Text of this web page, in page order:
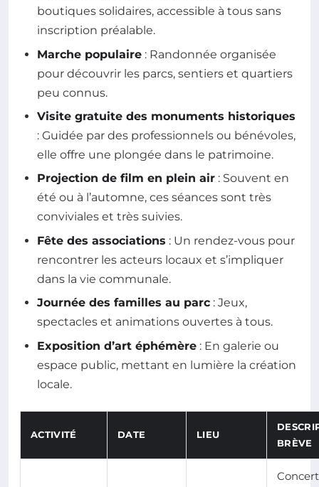
boutiques solidaires, accessible à tous sans
inscription préalable.
Marche populaire : Randonnée organisée
pour découvrir les parcs, sentiers et quartiers
peu connus.
Visite gratuite des monuments historiques
: Guidée par des professionnels ou bénévoles,
elle offre une plongée dans le patrimoine.
Projection de film en plein air : Souvent en
été ou à l’automne, ces séances sont très
conviviales et très suivies.
Fête des associations : Un rendez-vous pour
rencontrer les acteurs locaux et s’impliquer
dans la vie communale.
Journée des familles au parc : Jeux,
spectacles et animations ouvertes à tous.
Exposition d’art éphémère : En galerie ou
espace public, mettant en lumière la création
locale.
ACTIVITÉ DATE LIEU
BRÈVE